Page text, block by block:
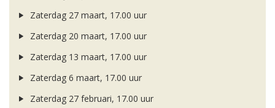
Zaterdag 27 maart, 17.00 uur
Zaterdag 20 maart, 17.00 uur
Zaterdag 13 maart, 17.00 uur
Zaterdag 6 maart, 17.00 uur
Zaterdag 27 februari, 17.00 uur